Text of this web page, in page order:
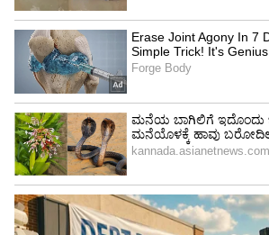
ಸನ್ಯಾ ಕಪೂರ್ (Sanya Kapoor)
ಅಧಿಕಾರಿ ಒಮರ್ ವಜೀರಿ (Omar
ಮಂಡಿಸಿದ್ದರು. ಪಾರ್ಲೆ ಪರ ವಕೀಲರಾದ
(NK Bhardwaj) ಮತ್ತು ಬಿಕಾಶ್ ಘೋರೈ
Ghorai) ಮತ್ತು ಅದರ
ಮ್ಯಾನೇಜರ್ ವೃಷಲ್ ಉತ್ತರಡೆ
ಅವರು ವಕಾಲತ್ತು ವಹಿಸಿದ್ದರು.